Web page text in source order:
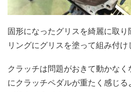
固形になったグリスを綺麗に取
リングにグリスを塗って組み付け
クラッチは問題がおきて動かな
にクラッチペダルが重たく感じ